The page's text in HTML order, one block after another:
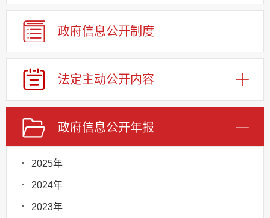
政府信息公开制度
法定主动公开内容
政府信息公开年报
2025年
2024年
2023年